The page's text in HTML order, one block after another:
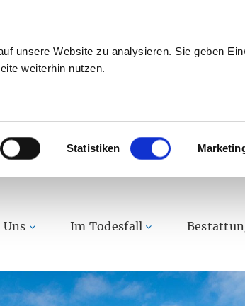
unsere Website zu analysieren. Sie geben
weiterhin nutzen.
Statistiken
Uns Im Todesfall